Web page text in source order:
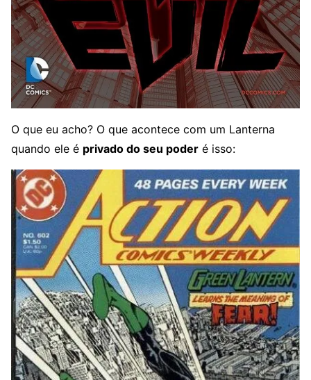
O que eu acho? O que acontece com um Lanterna
quando ele é privado do seu poder é isso: